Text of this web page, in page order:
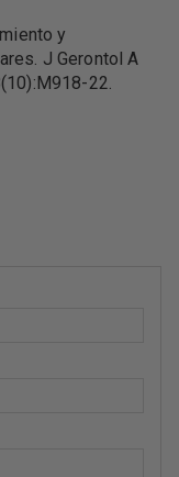
y
J Gerontol A
22.